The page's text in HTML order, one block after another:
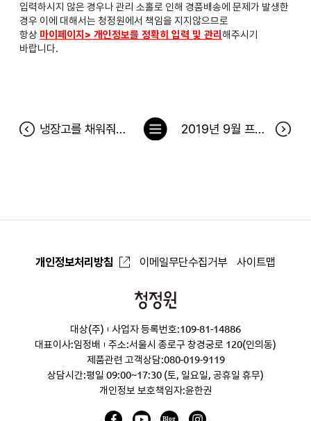
입력하시지 않은 경우나 관리 소홀로 인해 경품배송에 문제가 발생한
경우 이에 대해서는 청정원에서 책임을 지지않으므로
항상 마이페이지> 개인정보를 정확히 입력 및 관리 해주시기
바랍니다.
냉장고를 채워줘 141차 당첨자(9월 23일~9월 29일) 및 9월 베스트 후기 당첨자 2019년 9월 프렌즈 전용딜 당첨자
목
개인정보처리방침 이메일무단수집거부 사이트맵
청
원
대상(주)
사업자 등록번호:109-81-14886
대표이사:임정배
주소:서울시 종로구 창경궁로 120(인의동)
제품관련 고객상담:080-019-9119
상담시간:평일 09:00~17:30 (토, 일요일, 공휴일 휴무)
개인정보 보호책임자:윤한권